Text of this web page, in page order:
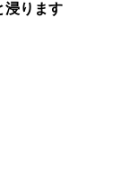
浸ります